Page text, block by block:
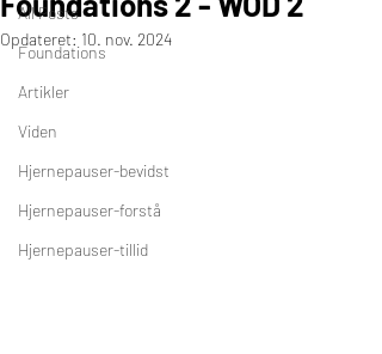
All Posts
Foundations
Artikler
Viden
Hjernepauser-bevidst
Hjernepauser-forstå
Hjernepauser-tillid
Opdateret: 10. nov. 2024